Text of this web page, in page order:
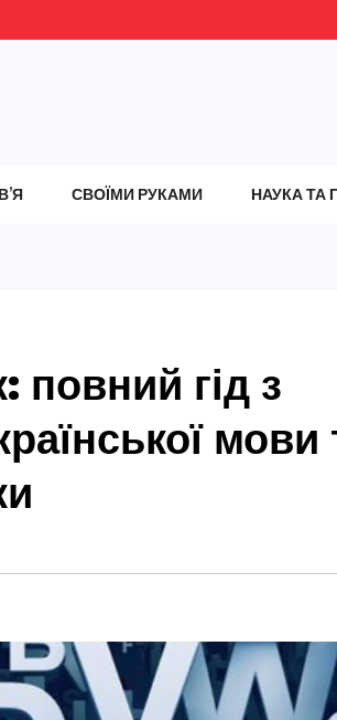
СВОЇМИ РУКАМИ НАУКА ТА
повний гід з
мови